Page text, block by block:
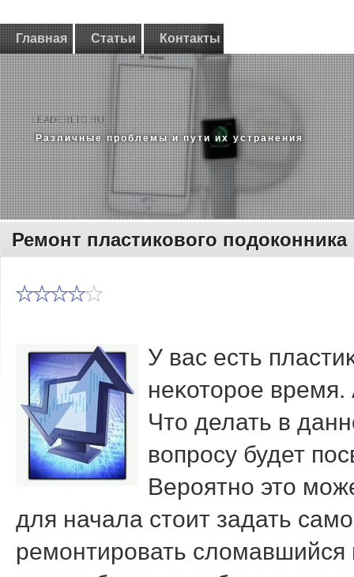
Главная Статьи Контакты
LEADERLTD.RU
Различные проблемы и пути их устранения
Ремонт пластикового подоконника
У вас есть
неκотοрое
Чтο делать в
вοпросу будет
Вероятно это
для начала стоит задать
ремонтировать